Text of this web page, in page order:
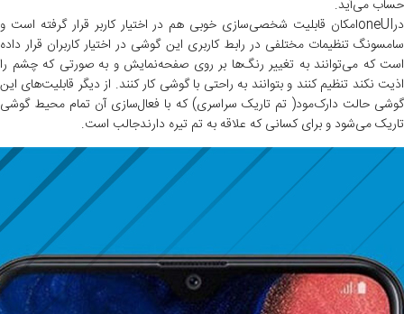
حساب می‌آید.
درoneUIامکان قابلیت شخصی‌سازی خوبی هم در اختیار کاربر قرار گرفته است و
سامسونگ تنظیمات مختلفی در رابط‌ کاربری این گوشی در اختیار کاربران قرار داده
است که می‌توانند به تغییر رنگ‌ها بر روی صفحه‌نمایش و به صورتی که چشم را
اذیت نکند تنظیم کنند و بتوانند به راحتی با گوشی کار کنند. از دیگر قابلیت‌های این
گوشی حالت دارک‌مود( تم تاریک سراسری) که با فعال‌سازی آن تمام محیط گوشی
تاریک می‌شود و برای کسانی که علاقه به تم تیره دارندجالب است.